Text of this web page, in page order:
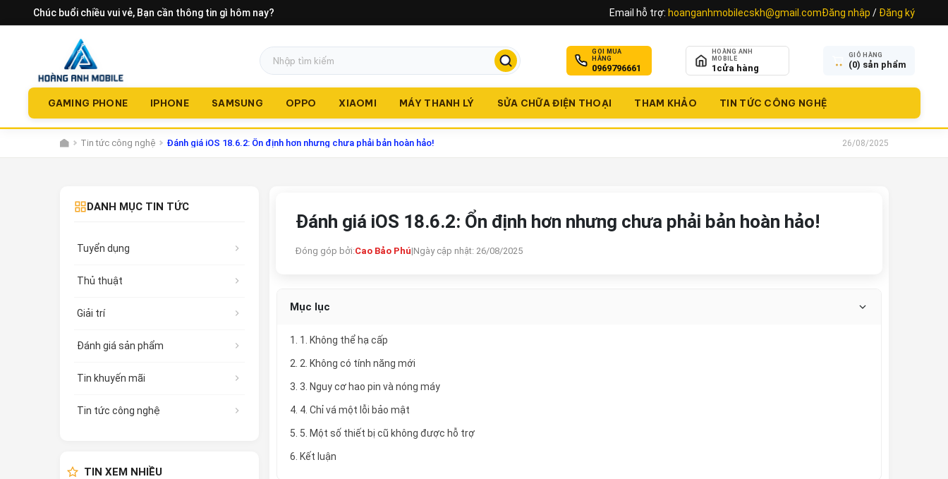
Chúc buổi chiều vui vẻ, Bạn cần thông tin gì hôm nay? Email hỗ trợ: hoanganhmobilecskh@gmail.comĐăng nhập / Đăng ký
GỌI MUA
HÀNG
0969796661
HOÀNG ANH
MOBILE
1 cửa hàng
GIỎ HÀNG
(0) sản phẩm
GAMING PHONE IPHONE SAMSUNG OPPO XIAOMI MÁY THANH LÝ SỬA CHỮA ĐIỆN THOẠI THAM KHẢO TIN TỨC CÔNG NGHỆ
Tin tức công nghệ Đánh giá iOS 18.6.2: Ổn định hơn nhưng chưa phải bản hoàn hảo! 26/08/2025
Đánh giá iOS 18.6.2: Ổn định hơn nhưng chưa phải bản hoàn hảo!
Đóng góp bởi:Cao Bảo Phú|Ngày cập nhật: 26/08/2025
Mục lục
1. 1. Không thể hạ cấp
2. 2. Không có tính năng mới
3. 3. Nguy cơ hao pin và nóng máy
4. 4. Chỉ vá một lỗi bảo mật
5. 5. Một số thiết bị cũ không được hỗ trợ
6. Kết luận
DANH MỤC TIN TỨC
Tuyển dụng
Thủ thuật
Giải trí
Đánh giá sản phẩm
Tin khuyến mãi
Tin tức công nghệ
TIN XEM NHIỀU